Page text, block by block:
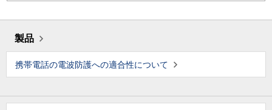
製品
携帯電話の電波防護への適合性について